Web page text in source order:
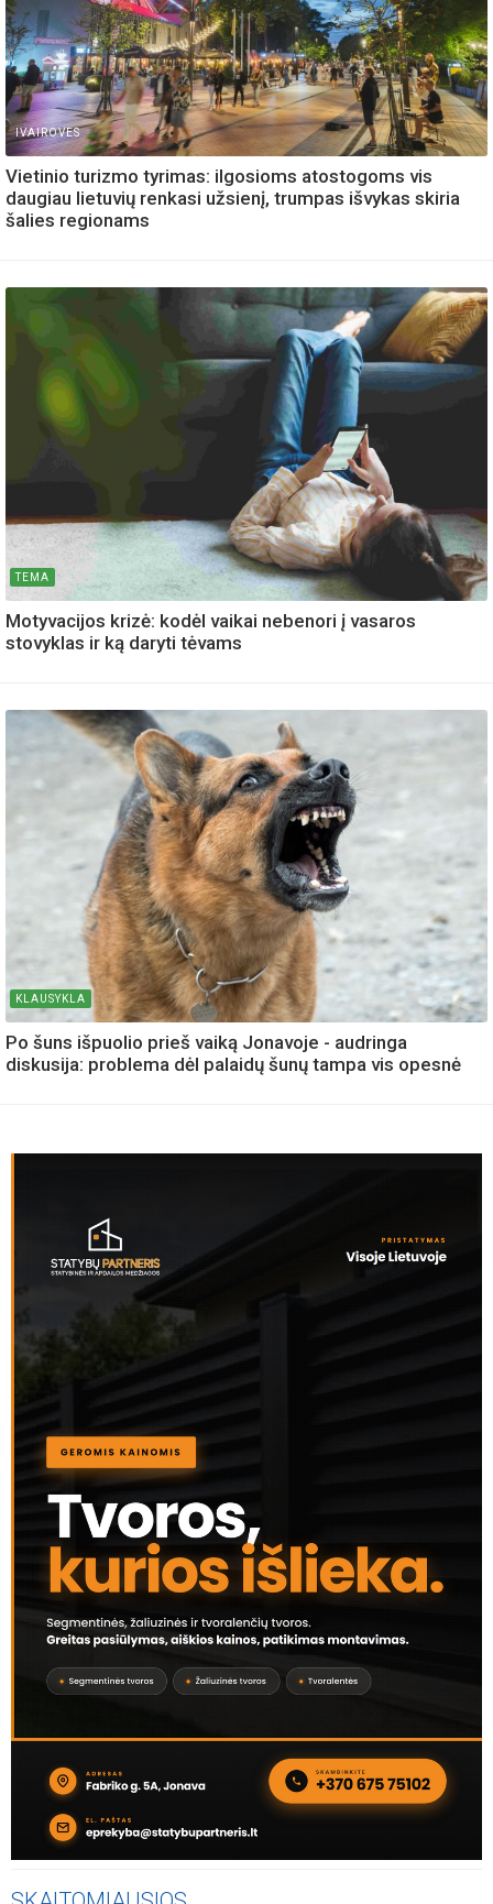
IVAIROVES
Vietinio turizmo tyrimas: ilgosioms atostogoms vis
daugiau lietuvių renkasi užsienį, trumpas išvykas skiria
šalies regionams
TEMA
Motyvacijos krizė: kodėl vaikai nebenori į vasaros
stovyklas ir ką daryti tėvams
KLAUSYKLA
Po šuns išpuolio prieš vaiką Jonavoje - audringa
diskusija: problema dėl palaidų šunų tampa vis opesnė